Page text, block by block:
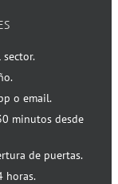
o email.
minutos desde
de puertas.
horas.